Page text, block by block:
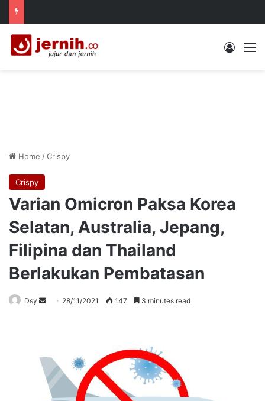
Log In
Home /Crispy
Crispy
Varian Omicron Paksa Korea
Selatan, Australia, Jepang,
Filipina dan Thailand
Berlakukan Pembatasan
Dsy
Send 28/11/2021 147 3 minutes read